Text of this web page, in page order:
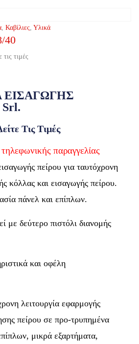
, Καβίλιες, Υλικά
40
τις τιμές
Τις Τιμές
παραγγελίας
πείρου για ταυτόχρονη
κόλλας και εισαγωγής πείρου.
πάνελ και επίπλων.
με δεύτερο πιστόλι διανομής
και οφέλη
λειτουργία εφαρμογής
πείρου σε προ-τρυπημένα
μικρά εξαρτήματα,